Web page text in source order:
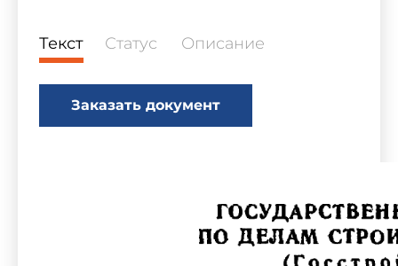
Текст Статус Описание
Заказать документ